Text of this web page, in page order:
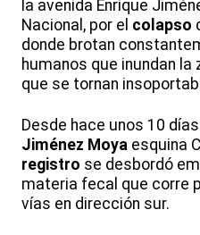
la avenida Enrique
Nacional, por el colapso
donde brotan
humanos que inundan la
que se tornan
Desde hace unos 10
Jiménez Moya esquina
registro se desbordó
materia fecal que corre
vías en dirección sur.